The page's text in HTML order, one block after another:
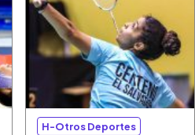
H-Otros Deportes